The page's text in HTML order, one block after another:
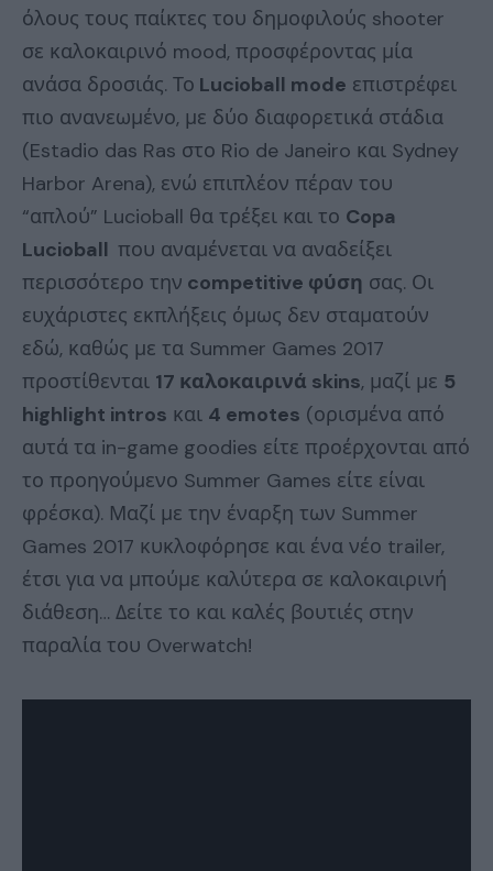
όλους τους παίκτες του δημοφιλούς shooter
σε καλοκαιρινό mood, προσφέροντας μία
ανάσα δροσιάς. Το Lucioball mode επιστρέφει
πιο ανανεωμένο, με δύο διαφορετικά στάδια
(Estadio das Ras στο Rio de Janeiro και Sydney
Harbor Arena), ενώ επιπλέον πέραν του
“απλού” Lucioball θα τρέξει και το Copa
Lucioball που αναμένεται να αναδείξει
περισσότερο την competitive φύση σας. Οι
ευχάριστες εκπλήξεις όμως δεν σταματούν
εδώ, καθώς με τα Summer Games 2017
προστίθενται 17 καλοκαιρινά skins, μαζί με 5
highlight intros και 4 emotes (ορισμένα από
αυτά τα in-game goodies είτε προέρχονται από
το προηγούμενο Summer Games είτε είναι
φρέσκα). Μαζί με την έναρξη των Summer
Games 2017 κυκλοφόρησε και ένα νέο trailer,
έτσι για να μπούμε καλύτερα σε καλοκαιρινή
διάθεση… Δείτε το και καλές βουτιές στην
παραλία του Overwatch!